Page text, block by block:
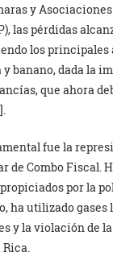
y
las pérdidas
los principales
banano, dada la
que ahora
fue la
de Combo Fiscal.
por la
ha utilizado gases
y la violación de